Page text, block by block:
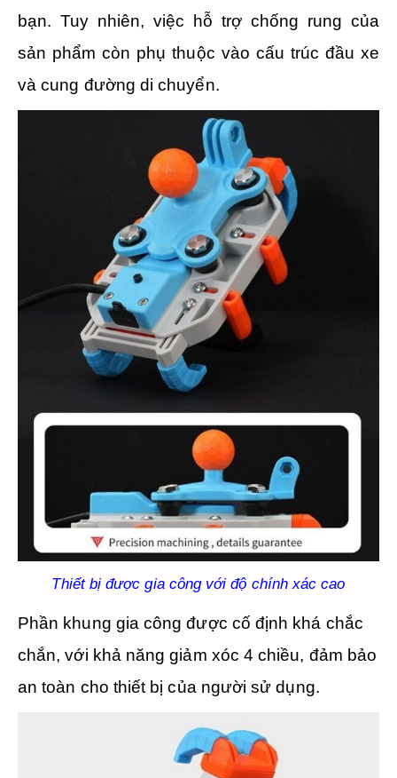
bạn. Tuy nhiên, việc hỗ trợ chống rung của
sản phẩm còn phụ thuộc vào cấu trúc đầu xe
và cung đường di chuyển.
Thiết bị được gia công với độ chính xác cao
Phần khung gia công được cố định khá chắc
chắn, với khả năng giảm xóc 4 chiều, đảm bảo
an toàn cho thiết bị của người sử dụng.